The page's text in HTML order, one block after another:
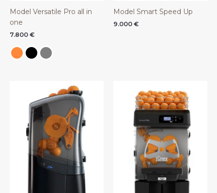
Model Versatile Pro all in
one
7.800 €
Model Smart Speed Up
9.000 €